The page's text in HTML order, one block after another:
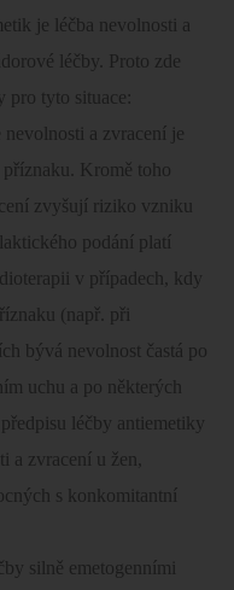
je léčba nevolnosti a
léčby. Proto zde
tyto situace:
nevolnosti a zvracení je
Kromě toho
zvyšují riziko vzniku
podání platí
v případech, kdy
(např. při
bývá nevolnost častá po
uchu a po některých
léčby antiemetiky
a zvracení u žen,
s konkomitantní
silně emetogenními